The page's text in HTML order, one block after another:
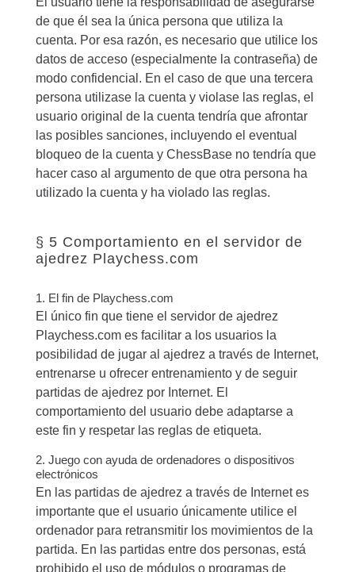
de que él sea la única persona que utiliza la
cuenta. Por esa razón, es necesario que utilice los
datos de acceso (especialmente la contraseña) de
modo confidencial. En el caso de que una tercera
persona utilizase la cuenta y violase las reglas, el
usuario original de la cuenta tendría que afrontar
las posibles sanciones, incluyendo el eventual
bloqueo de la cuenta y ChessBase no tendría que
hacer caso al argumento de que otra persona ha
utilizado la cuenta y ha violado las reglas.
§ 5 Comportamiento en el servidor de
ajedrez Playchess.com
1. El fin de Playchess.com
El único fin que tiene el servidor de ajedrez
Playchess.com es facilitar a los usuarios la
posibilidad de jugar al ajedrez a través de Internet,
entrenarse u ofrecer entrenamiento y de seguir
partidas de ajedrez por Internet. El
comportamiento del usuario debe adaptarse a
este fin y respetar las reglas de etiqueta.
2. Juego con ayuda de ordenadores o dispositivos
electrónicos
En las partidas de ajedrez a través de Internet es
importante que el usuario únicamente utilice el
ordenador para retransmitir los movimientos de la
partida. En las partidas entre dos personas, está
prohibido el uso de módulos o programas de